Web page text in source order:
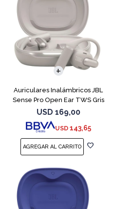
Auriculares Inalámbricos JBL
Sense Pro Open Ear TWS Gris
USD 169,00
USD 143,65